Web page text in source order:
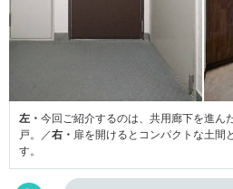
左・ 今回ご紹介するのは、共用廊下を進ん
戸。／右・ 扉を開けるとコンパクトな土間
す。